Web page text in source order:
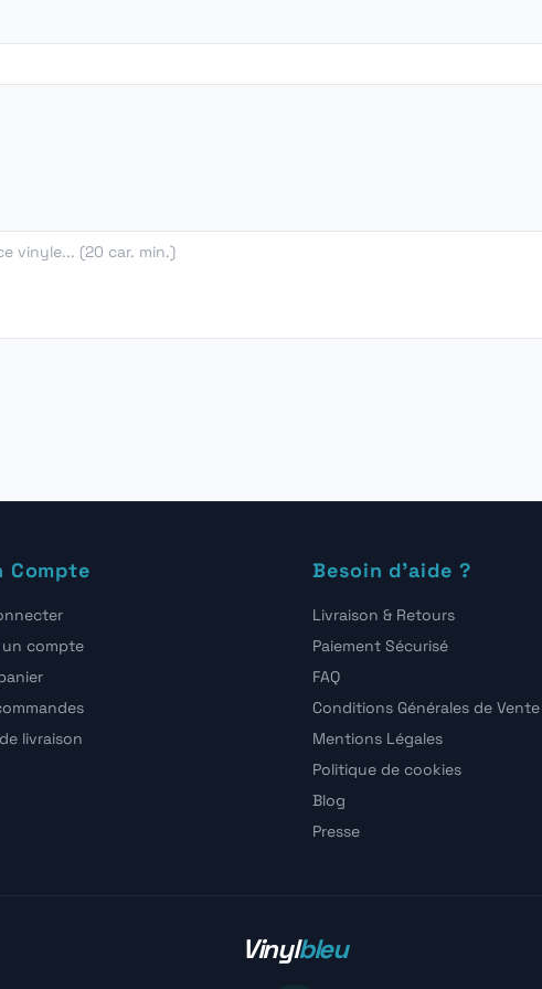
Compte
un compte
livraison
Besoin d'aide ?
Livraison & Retours
Paiement Sécurisé
FAQ
Conditions Générales de Vente
Mentions Légales
Politique de cookies
Blog
Presse
Vinylbleu